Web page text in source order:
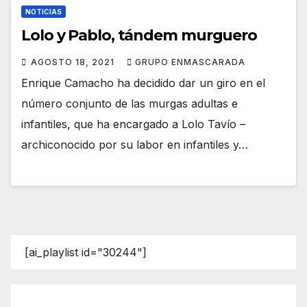
NOTICIAS
Lolo y Pablo, tándem murguero
AGOSTO 18, 2021 GRUPO ENMASCARADA
Enrique Camacho ha decidido dar un giro en el
número conjunto de las murgas adultas e
infantiles, que ha encargado a Lolo Tavío –
archiconocido por su labor en infantiles y…
[ai_playlist id="30244"]